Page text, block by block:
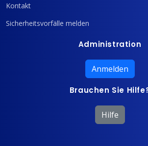
Kontakt
Sicherheitsvorfälle melden
Administration
Anmelden
Brauchen Sie
Hilfe